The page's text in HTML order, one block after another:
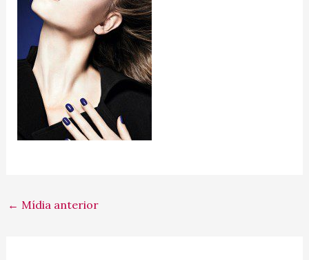
← Mídia anterior